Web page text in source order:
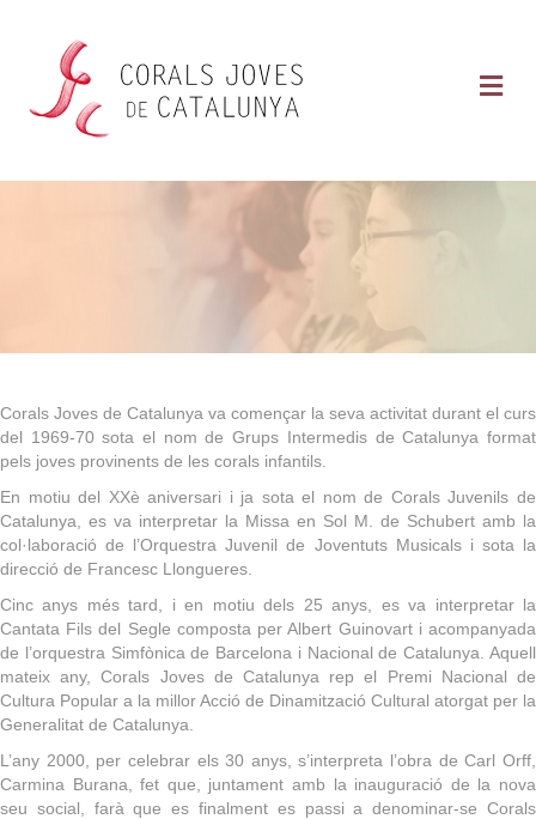
QUI SOM?
Corals Joves de Catalunya va començar la seva activitat durant el curs
del 1969-70 sota el nom de Grups Intermedis de Catalunya format
pels joves provinents de les corals infantils.
En motiu del XXè aniversari i ja sota el nom de Corals Juvenils de
Catalunya, es va interpretar la Missa en Sol M. de Schubert amb la
col·laboració de l’Orquestra Juvenil de Joventuts Musicals i sota la
direcció de Francesc Llongueres.
Cinc anys més tard, i en motiu dels 25 anys, es va interpretar la
Cantata Fils del Segle composta per Albert Guinovart i acompanyada
de l’orquestra Simfònica de Barcelona i Nacional de Catalunya. Aquell
mateix any, Corals Joves de Catalunya rep el Premi Nacional de
Cultura Popular a la millor Acció de Dinamització Cultural atorgat per la
Generalitat de Catalunya.
L’any 2000, per celebrar els 30 anys, s’interpreta l’obra de Carl Orff,
Carmina Burana, fet que, juntament amb la inauguració de la nova
seu social, farà que es finalment es passi a denominar-se Corals